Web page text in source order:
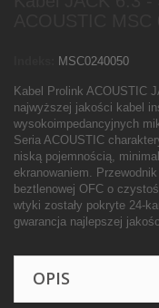
MSC0240050
Kabel Prolink ACOUSTIC
najwyższej jakości kabel
wysokoimpedancyjnych
Seria ACOUSTIC
niską pojemnością,
ekranowaniem.
beztlenowej OFC o
wtyki zostały pokryte 24-
gwarancja najlepszej
OPIS